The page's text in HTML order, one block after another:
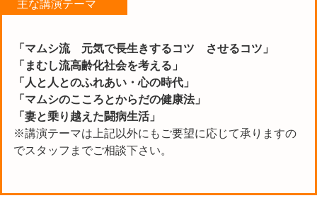
主な講演テーマ
「マムシ流 元気で長生きするコツ させるコツ」
「まむし流高齢化社会を考える」
「人と人とのふれあい・心の時代」
「マムシのこころとからだの健康法」
「妻と乗り越えた闘病生活」
※講演テーマは上記以外にもご要望に応じて承りますの
でスタッフまでご相談下さい。